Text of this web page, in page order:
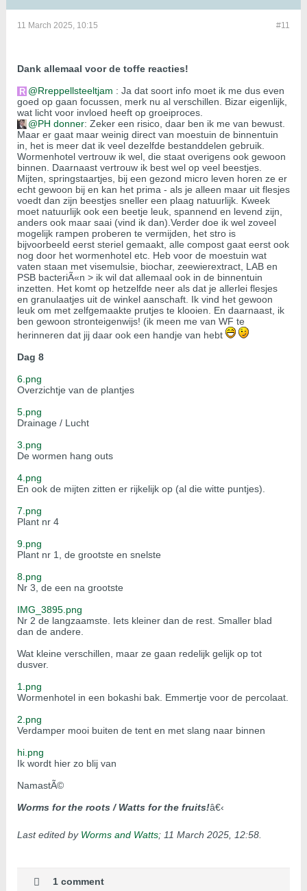
#11
11 March 2025, 10:15
Dank allemaal voor de toffe reacties!
Rreppellsteeltjam : Ja dat soort info moet ik me dus even
goed op gaan focussen, merk nu al verschillen. Bizar eigenlijk,
wat licht voor invloed heeft op groeiproces.
PH donner: Zeker een risico, daar ben ik me van bewust.
Maar er gaat maar weinig direct van moestuin de binnentuin
in, het is meer dat ik veel dezelfde bestanddelen gebruik.
Wormenhotel vertrouw ik wel, die staat overigens ook gewoon
binnen. Daarnaast vertrouw ik best wel op veel beestjes.
Mijten, springstaartjes, bij een gezond micro leven horen ze er
echt gewoon bij en kan het prima - als je alleen maar uit flesjes
voedt dan zijn beestjes sneller een plaag natuurlijk. Kweek
moet natuurlijk ook een beetje leuk, spannend en levend zijn,
anders ook maar saai (vind ik dan).Verder doe ik wel zoveel
mogelijk rampen proberen te vermijden, het stro is
bijvoorbeeld eerst steriel gemaakt, alle compost gaat eerst ook
nog door het wormenhotel etc. Heb voor de moestuin wat
vaten staan met visemulsie, biochar, zeewierextract, LAB en
PSB bacteriÃ«n > ik wil dat allemaal ook in de binnentuin
inzetten. Het komt op hetzelfde neer als dat je allerlei flesjes
en granulaatjes uit de winkel aanschaft. Ik vind het gewoon
leuk om met zelfgemaakte prutjes te klooien. En daarnaast, ik
ben gewoon stronteigenwijs! (ik meen me van WF te
herinneren dat jij daar ook een handje van hebt
Dag 8
6.png
Overzichtje van de plantjes
5.png
Drainage / Lucht
3.png
De wormen hang outs
4.png
En ook de mijten zitten er rijkelijk op (al die witte puntjes).
7.png
Plant nr 4
9.png
Plant nr 1, de grootste en snelste
8.png
Nr 3, de een na grootste
IMG_3895.png
Nr 2 de langzaamste. Iets kleiner dan de rest. Smaller blad
dan de andere.
Wat kleine verschillen, maar ze gaan redelijk gelijk op tot
dusver.
1.png
Wormenhotel in een bokashi bak. Emmertje voor de percolaat.
2.png
Verdamper mooi buiten de tent en met slang naar binnen
hi.png
Ik wordt hier zo blij van
NamastÃ©
Worms for the roots / Watts for the fruits!â€‹
Last edited by Worms and Watts; 11 March 2025, 12:58
1 comment